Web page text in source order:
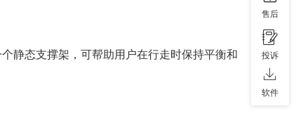
静态支撑架，可帮助用户在行走时保持平衡和
售后
投诉
软件